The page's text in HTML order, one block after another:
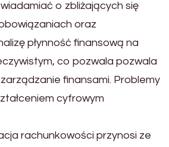
o zbliżających się
oraz
płynność finansową na
co pozwala pozwala
finansami. Problemy
cyfrowym
rachunkowości przynosi ze